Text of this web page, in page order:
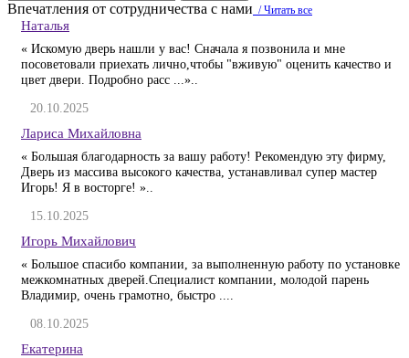
Впечатления от сотрудничества с нами / Читать все
Наталья
« Искомую дверь нашли у вас! Сначала я позвонила и мне
посоветовали приехать лично,чтобы "вживую" оценить качество и
цвет двери. Подробно расс ...»..
20.10.2025
Лариса Михайловна
« Большая благодарность за вашу работу! Рекомендую эту фирму,
Дверь из массива высокого качества, устанавливал супер мастер
Игорь! Я в восторге! »..
15.10.2025
Игорь Михайлович
« Большое спасибо компании, за выполненную работу по установке
межкомнатных дверей.Специалист компании, молодой парень
Владимир, очень грамотно, быстро ....
08.10.2025
Екатерина